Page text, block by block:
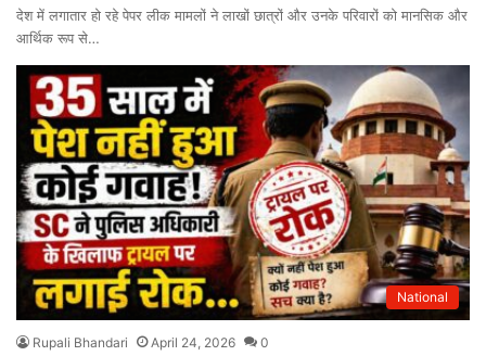
देश में लगातार हो रहे पेपर लीक मामलों ने लाखों छात्रों और उनके परिवारों को मानसिक और
आर्थिक रूप से…
National
Rupali Bhandari April 24, 2026 0